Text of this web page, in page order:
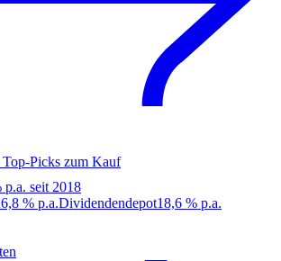
Top-Picks zum Kauf
p.a. seit 2018
% p.a.Dividendendepot18,6 % p.a.